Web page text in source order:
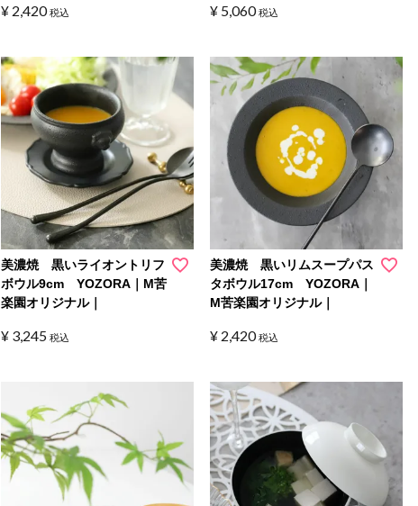
¥ 2,420 税込 ¥ 5,060 税込
美濃焼 黒いライオントリフ
ボウル9cm YOZORA｜M苦
楽園オリジナル｜
¥ 3,245 税込
美濃焼 黒いリムスープパス
タボウル17cm YOZORA｜
M苦楽園オリジナル｜
¥ 2,420 税込